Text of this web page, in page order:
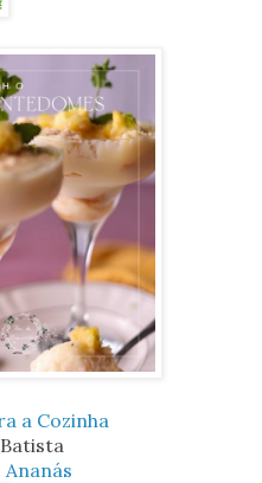
a Cozinha
Ananás